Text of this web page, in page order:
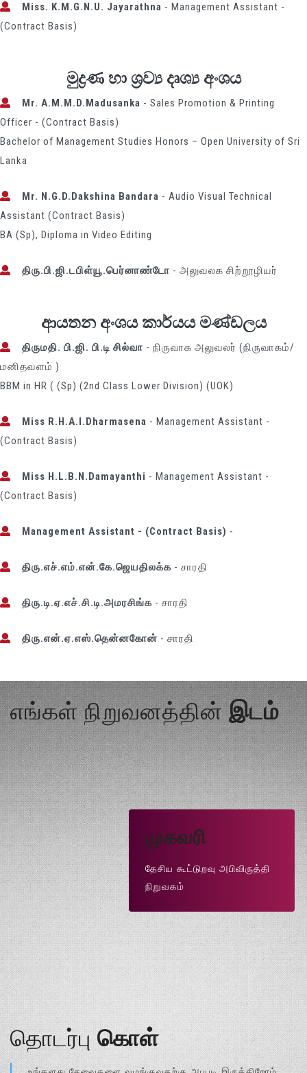
Miss. K.M.G.N.U. Jayarathna - Management Assistant -
(Contract Basis)
මුද්‍රණ හා ශ්‍රව්‍ය දෘශ්‍ය අංශය
Mr. A.M.M.D.Madusanka - Sales Promotion & Printing
Officer - (Contract Basis)
Bachelor of Management Studies Honors – Open University of Sri
Lanka
Mr. N.G.D.Dakshina Bandara - Audio Visual Technical
Assistant (Contract Basis)
BA (Sp), Diploma in Video Editing
திரு.பி.ஜி.டபிள்யூ.பெர்னாண்டோ - அலுவலக சிற்றூழியர்
ආයතන අංශය කාර්යය මණ්ඩලය
திருமதி. பி.ஜி. பி.டி சில்வா - நிருவாக அலுவலர் (நிருவாகம்/
மனிதவளம் )
BBM in HR ( (Sp) (2nd Class Lower Division) (UOK)
Miss R.H.A.I.Dharmasena - Management Assistant -
(Contract Basis)
Miss H.L.B.N.Damayanthi - Management Assistant -
(Contract Basis)
Management Assistant - (Contract Basis) -
திரு.எச்.எம்.என்.கே.ஜெயதிலக்க - சாரதி
திரு.டி.ஏ.எச்.சி.டி.அமரசிங்க - சாரதி
திரு.என்.ஏ.எஸ்.தென்னகோன் - சாரதி
எங்கள் நிறுவனத்தின்இடம்
முகவரி
தேசிய கூட்டுறவு அபிவிருத்தி
நிறுவகம்
தொடர்புகொள்